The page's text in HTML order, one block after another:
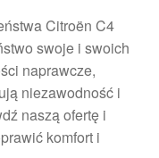
Citroën C4
swoje i swoich
naprawcze,
niezawodność i
naszą ofertę i
komfort i